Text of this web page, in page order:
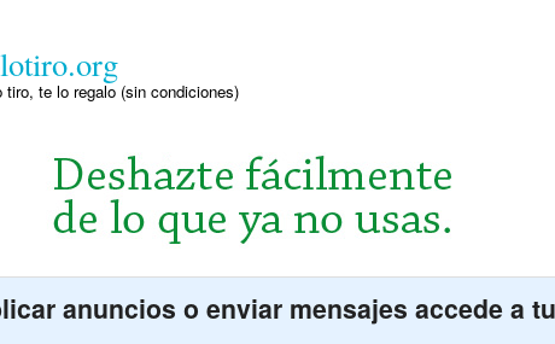
tiro, te lo regalo (sin condiciones)
anuncios o enviar mensajes accede a